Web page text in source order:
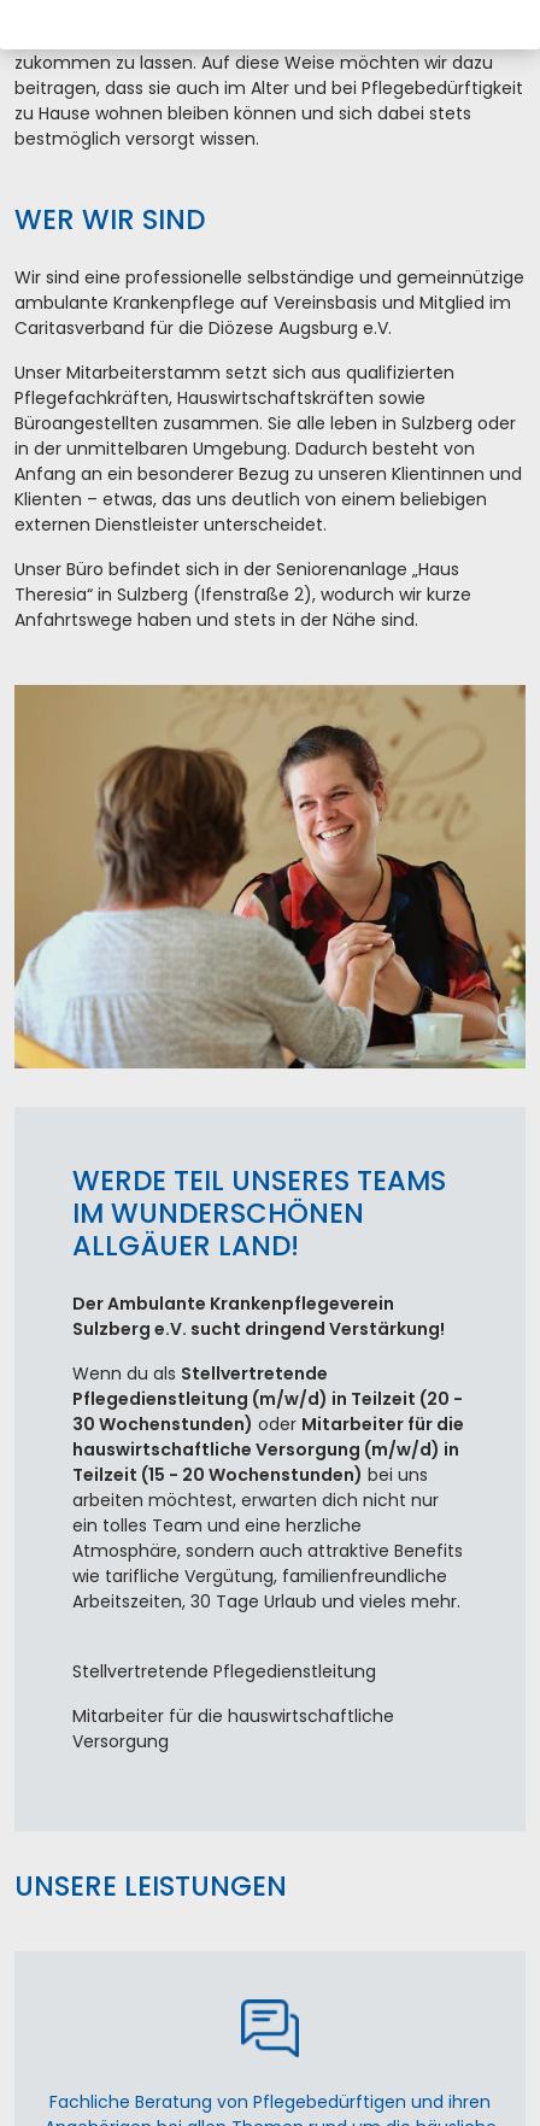
zukommen zu lassen. Auf diese Weise möchten wir dazu
beitragen, dass sie auch im Alter und bei Pflegebedürftigkeit
zu Hause wohnen bleiben können und sich dabei stets
bestmöglich versorgt wissen.
WER WIR SIND
Wir sind eine professionelle selbständige und gemeinnützige
ambulante Krankenpflege auf Vereinsbasis und Mitglied im
Caritasverband für die Diözese Augsburg e.V.
Unser Mitarbeiterstamm setzt sich aus qualifizierten
Pflegefachkräften, Hauswirtschaftskräften sowie
Büroangestellten zusammen. Sie alle leben in Sulzberg oder
in der unmittelbaren Umgebung. Dadurch besteht von
Anfang an ein besonderer Bezug zu unseren Klientinnen und
Klienten – etwas, das uns deutlich von einem beliebigen
externen Dienstleister unterscheidet.
Unser Büro befindet sich in der Seniorenanlage „Haus
Theresia“ in Sulzberg (Ifenstraße 2), wodurch wir kurze
Anfahrtswege haben und stets in der Nähe sind.
WERDE TEIL UNSERES TEAMS
IM WUNDERSCHÖNEN
ALLGÄUER LAND!
Der Ambulante Krankenpflegeverein
Sulzberg e.V. sucht dringend Verstärkung!
Wenn du als Stellvertretende
Pflegedienstleitung (m/w/d) in Teilzeit (20 -
30 Wochenstunden) oder Mitarbeiter für die
hauswirtschaftliche Versorgung (m/w/d) in
Teilzeit (15 - 20 Wochenstunden) bei uns
arbeiten möchtest, erwarten dich nicht nur
ein tolles Team und eine herzliche
Atmosphäre, sondern auch attraktive Benefits
wie tarifliche Vergütung, familienfreundliche
Arbeitszeiten, 30 Tage Urlaub und vieles mehr.
Stellvertretende Pflegedienstleitung
Mitarbeiter für die hauswirtschaftliche
Versorgung
UNSERE LEISTUNGEN
Fachliche Beratung von Pflegebedürftigen und ihren